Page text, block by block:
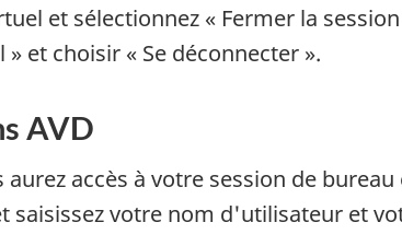
et sélectionnez « Fermer la
» et choisir « Se déconnecter ».
AVD
accès à votre session de bureau
saisissez votre nom d'utilisateur et